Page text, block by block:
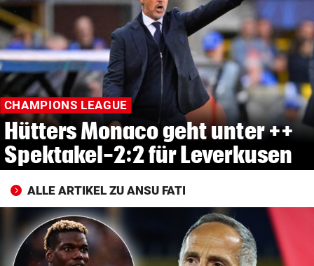
© Krone Multimedia GmbH & Co KG 2026
Muthgasse 2, 1190 Wien
CHAMPIONS LEAGUE
Hütters Monaco geht unter ++
Spektakel-2:2 für Leverkusen
ALLE ARTIKEL ZU ANSU FATI